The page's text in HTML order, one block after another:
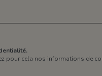
pour cela nos informations de